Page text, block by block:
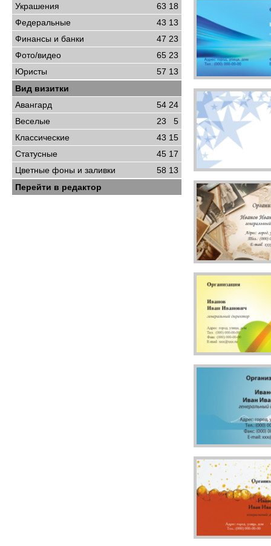
Украшения
63 18
Федеральные
43 13
Финансы и банки
47 23
Фото/видео
65 23
Юристы
57 13
Вид визитки
Авангард
54 24
Веселые
23
5
Классические
43 15
Статусные
45 17
Цветные фоны и заливки
58 13
Перейти в редактор